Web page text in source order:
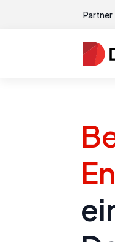
Partner